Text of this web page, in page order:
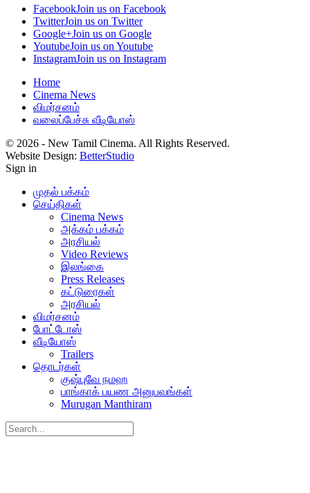
FacebookJoin us on Facebook
TwitterJoin us on Twitter
Google+Join us on Google
YoutubeJoin us on Youtube
InstagramJoin us on Instagram
Home
Cinema News
விமர்சனம்
வலைப்பேச்சு வீடியோஸ்
© 2026 - New Tamil Cinema. All Rights Reserved.
Website Design: BetterStudio
Sign in
முதல் பக்கம்
செய்திகள்
Cinema News
அக்கம் பக்கம்
அரசியல்
Video Reviews
இலங்கை
Press Releases
கட்டுரைகள்
அரசியல்
விமர்சனம்
போட்டோஸ்
வீடியோஸ்
Trailers
தொடர்கள்
குஷ்புவே நமஹ
பாங்காக் பயண அனுபவங்கள்
Murugan Manthiram